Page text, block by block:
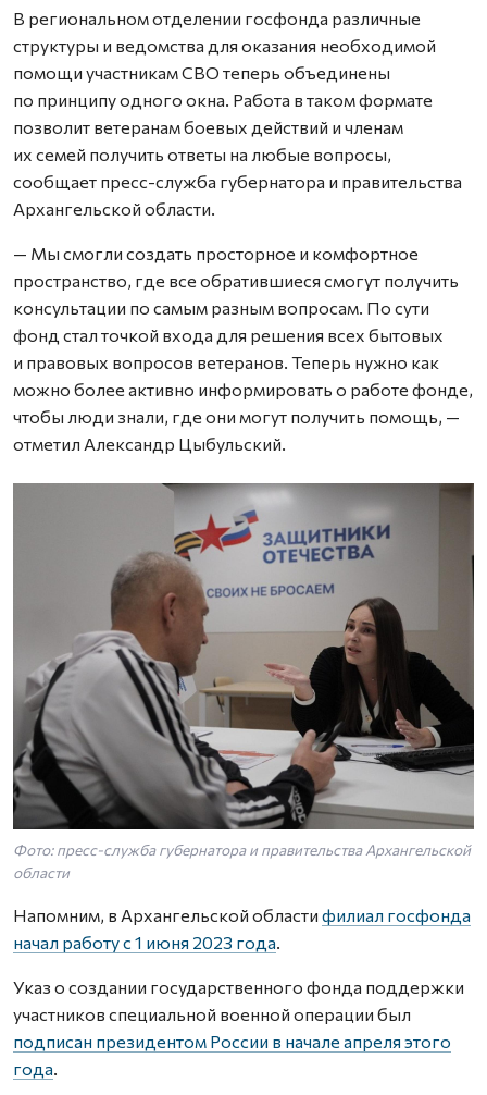
В региональном отделении госфонда различные
структуры и ведомства для оказания необходимой
помощи участникам СВО теперь объединены
по принципу одного окна. Работа в таком формате
позволит ветеранам боевых действий и членам
их семей получить ответы на любые вопросы,
сообщает пресс-служба губернатора и правительства
Архангельской области.
— Мы смогли создать просторное и комфортное
пространство, где все обратившиеся смогут получить
консультации по самым разным вопросам. По сути
фонд стал точкой входа для решения всех бытовых
и правовых вопросов ветеранов. Теперь нужно как
можно более активно информировать о работе фонде,
чтобы люди знали, где они могут получить помощь, —
отметил Александр Цыбульский.
Фото: пресс-служба губернатора и правительства Архангельской
области
Напомним, в Архангельской области филиал госфонда
начал работу с 1 июня 2023 года.
Указ о создании государственного фонда поддержки
участников специальной военной операции был
подписан президентом России в начале апреля этого
года.